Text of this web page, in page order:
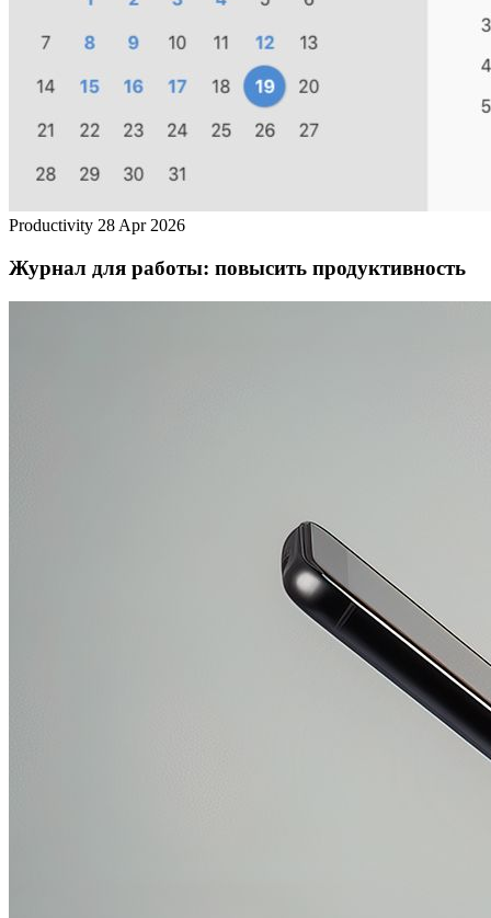
Productivity 28 Apr 2026
Журнал для работы: повысить продуктивность